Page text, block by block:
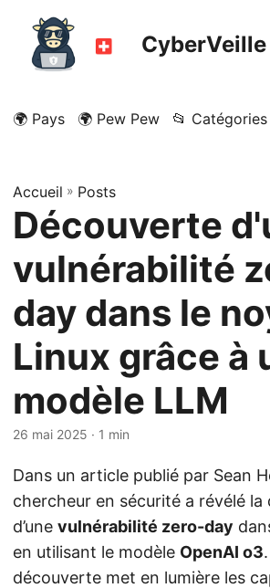
CyberVeille
🌍 Pays 🌍 Pew Pew 📂 Catégories
Accueil » Posts
Découverte
vulnérabilité
day dans le
Linux grâce à
modèle LLM
26 mai 2025 · 1 min
Dans un article publié par Sean
chercheur en sécurité a révélé
d’une vulnérabilité zero-day
en utilisant le modèle OpenAI o3
découverte met en lumière les